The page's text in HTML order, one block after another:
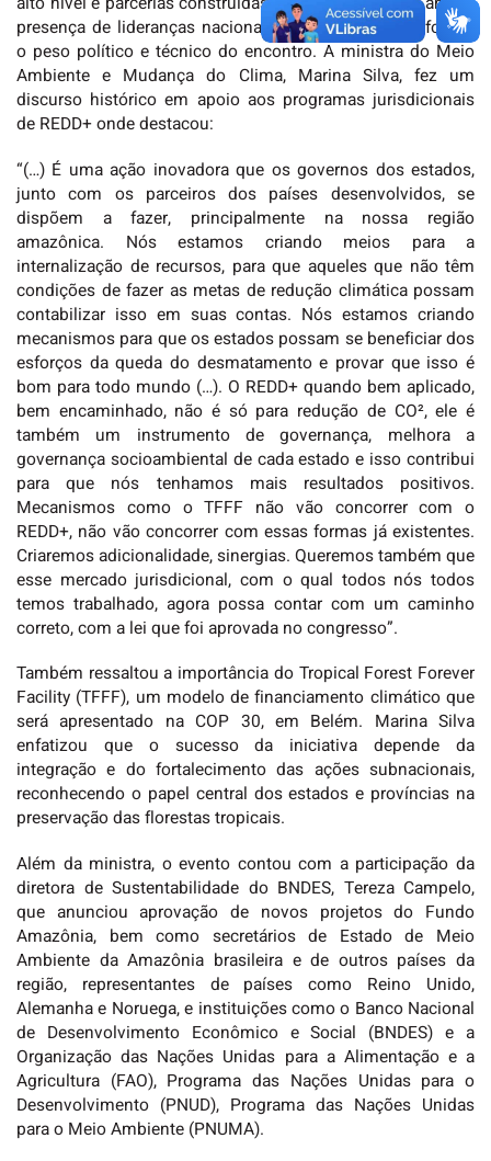
presença de lideranças nacionais e internacionais reforçou
o peso político e técnico do encontro. A ministra do Meio
Ambiente e Mudança do Clima, Marina Silva, fez um
discurso histórico em apoio aos programas jurisdicionais
de REDD+ onde destacou:
“(…) É uma ação inovadora que os governos dos estados,
junto com os parceiros dos países desenvolvidos, se
dispõem a fazer, principalmente na nossa região
amazônica. Nós estamos criando meios para a
internalização de recursos, para que aqueles que não têm
condições de fazer as metas de redução climática possam
contabilizar isso em suas contas. Nós estamos criando
mecanismos para que os estados possam se beneficiar dos
esforços da queda do desmatamento e provar que isso é
bom para todo mundo (…). O REDD+ quando bem aplicado,
bem encaminhado, não é só para redução de CO², ele é
também um instrumento de governança, melhora a
governança socioambiental de cada estado e isso contribui
para que nós tenhamos mais resultados positivos.
Mecanismos como o TFFF não vão concorrer com o
REDD+, não vão concorrer com essas formas já existentes.
Criaremos adicionalidade, sinergias. Queremos também que
esse mercado jurisdicional, com o qual todos nós todos
temos trabalhado, agora possa contar com um caminho
correto, com a lei que foi aprovada no congresso”.
Também ressaltou a importância do Tropical Forest Forever
Facility (TFFF), um modelo de financiamento climático que
será apresentado na COP 30, em Belém. Marina Silva
enfatizou que o sucesso da iniciativa depende da
integração e do fortalecimento das ações subnacionais,
reconhecendo o papel central dos estados e províncias na
preservação das florestas tropicais.
Além da ministra, o evento contou com a participação da
diretora de Sustentabilidade do BNDES, Tereza Campelo,
que anunciou aprovação de novos projetos do Fundo
Amazônia, bem como secretários de Estado de Meio
Ambiente da Amazônia brasileira e de outros países da
região, representantes de países como Reino Unido,
Alemanha e Noruega, e instituições como o Banco Nacional
de Desenvolvimento Econômico e Social (BNDES) e a
Organização das Nações Unidas para a Alimentação e a
Agricultura (FAO), Programa das Nações Unidas para o
Desenvolvimento (PNUD), Programa das Nações Unidas
para o Meio Ambiente (PNUMA).